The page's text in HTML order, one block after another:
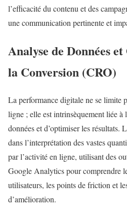
l’efficacité du contenu et des
une communication pertinente et
Analyse de Données
la Conversion (CRO)
La performance digitale ne se limite
ligne ; elle est intrinsèquement liée à
données et d’optimiser les résultats.
dans l’interprétation des vastes
par l’activité en ligne, utilisant des
Google Analytics pour comprendre
utilisateurs, les points de friction et
d’amélioration.